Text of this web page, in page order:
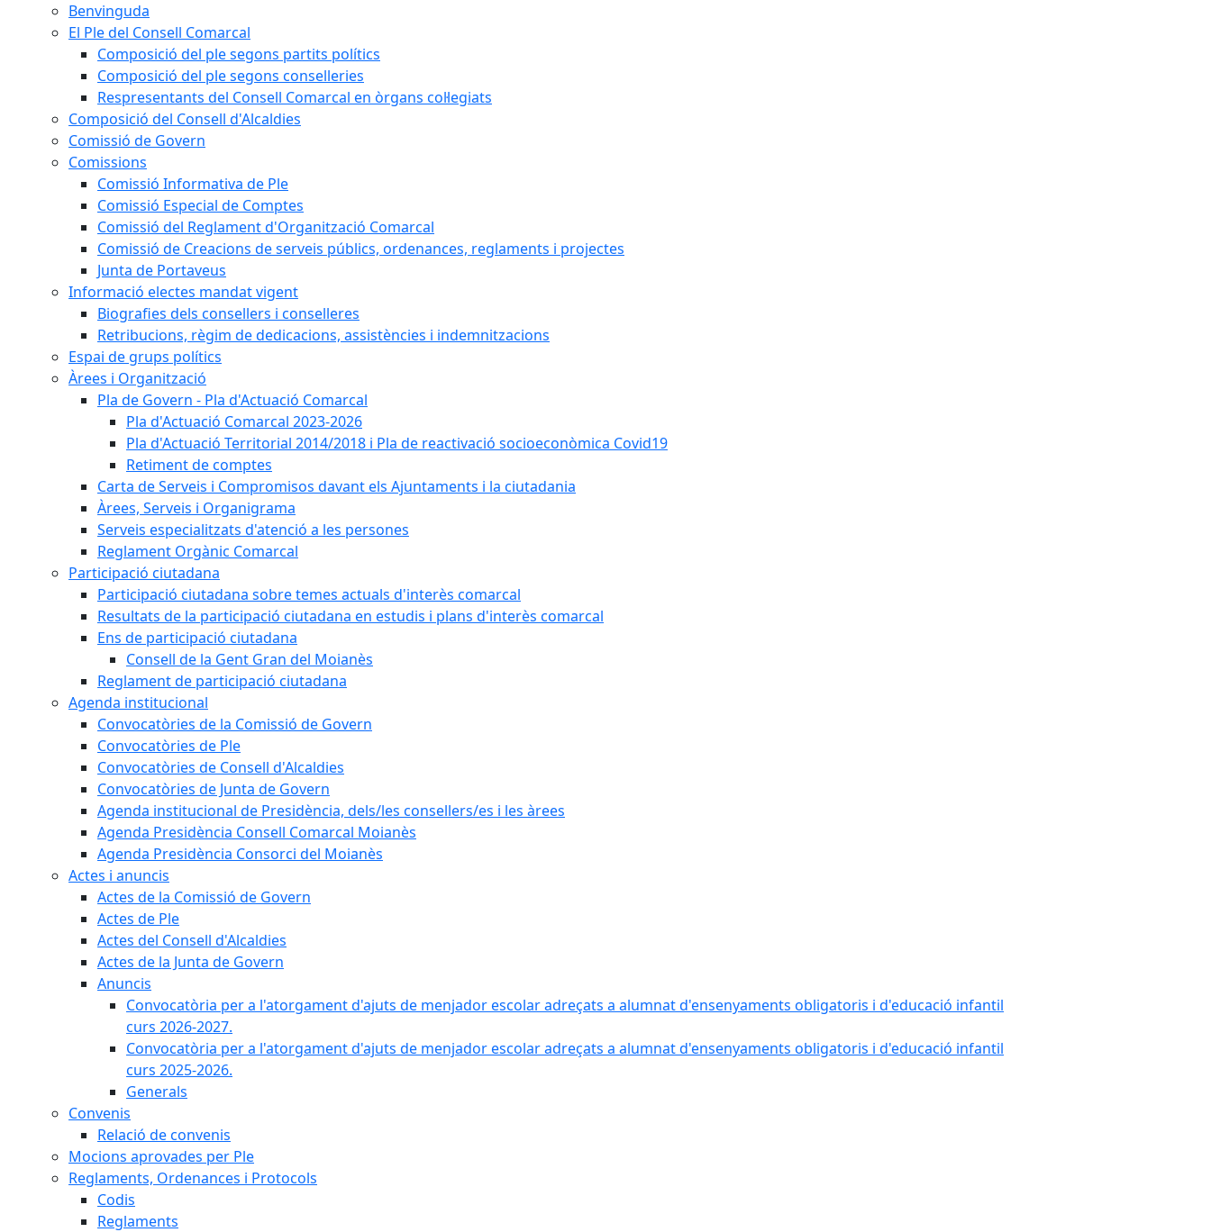
Benvinguda
El Ple del Consell Comarcal
Composició del ple segons partits polítics
Composició del ple segons conselleries
Respresentants del Consell Comarcal en òrgans col·legiats
Composició del Consell d'Alcaldies
Comissió de Govern
Comissions
Comissió Informativa de Ple
Comissió Especial de Comptes
Comissió del Reglament d'Organització Comarcal
Comissió de Creacions de serveis públics, ordenances, reglaments i projectes
Junta de Portaveus
Informació electes mandat vigent
Biografies dels consellers i conselleres
Retribucions, règim de dedicacions, assistències i indemnitzacions
Espai de grups polítics
Àrees i Organització
Pla de Govern - Pla d'Actuació Comarcal
Pla d'Actuació Comarcal 2023-2026
Pla d'Actuació Territorial 2014/2018 i Pla de reactivació socioeconòmica Covid19
Retiment de comptes
Carta de Serveis i Compromisos davant els Ajuntaments i la ciutadania
Àrees, Serveis i Organigrama
Serveis especialitzats d'atenció a les persones
Reglament Orgànic Comarcal
Participació ciutadana
Participació ciutadana sobre temes actuals d'interès comarcal
Resultats de la participació ciutadana en estudis i plans d'interès comarcal
Ens de participació ciutadana
Consell de la Gent Gran del Moianès
Reglament de participació ciutadana
Agenda institucional
Convocatòries de la Comissió de Govern
Convocatòries de Ple
Convocatòries de Consell d'Alcaldies
Convocatòries de Junta de Govern
Agenda institucional de Presidència, dels/les consellers/es i les àrees
Agenda Presidència Consell Comarcal Moianès
Agenda Presidència Consorci del Moianès
Actes i anuncis
Actes de la Comissió de Govern
Actes de Ple
Actes del Consell d'Alcaldies
Actes de la Junta de Govern
Anuncis
Convocatòria per a l'atorgament d'ajuts de menjador escolar adreçats a alumnat d'ensenyaments obligatoris i d'educació infantil
curs 2026-2027.
Convocatòria per a l'atorgament d'ajuts de menjador escolar adreçats a alumnat d'ensenyaments obligatoris i d'educació infantil
curs 2025-2026.
Generals
Convenis
Relació de convenis
Mocions aprovades per Ple
Reglaments, Ordenances i Protocols
Codis
Reglaments